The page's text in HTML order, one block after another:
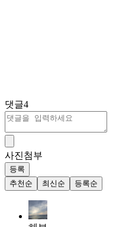
댓글4
사진첨부
등록
추천순
최신순 등록순